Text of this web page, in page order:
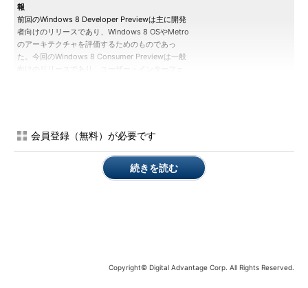
報
前回のWindows 8 Developer Previewは主に開発
者向けのリリースであり、Windows 8 OSやMetro
のアーキテクチャを評価するためのものであっ
た。今回のWindows 8 Consumer Previewは一般
Visual Studio 11 Beta＋Win
dows 8 Consumer Previewフ
Windows 8 CP版は以下のサイトか
ら入手できる。以前のWindows 8 DP
会員登録（無料）が必要です
続きを読む
Copyright© Digital Advantage Corp. All Rights Reserved.